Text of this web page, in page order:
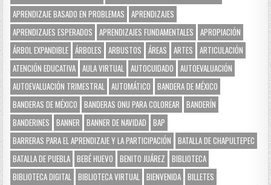
APRENDIZAJE BASADO EN PROBLEMAS
APRENDIZAJES
APRENDIZAJES ESPERADOS
APRENDIZAJES FUNDAMENTALES
APROPIACIÓN
ÁRBOL EXPANDIBLE ÁRBOLES ARBUSTOS ÁREAS ARTES
ARTICULACIÓN
ATENCIÓN EDUCATIVA AULA VIRTUAL AUTOCUIDADO
AUTOEVALUACIÓN
AUTOEVALUACIÓN TRIMESTRAL AUTOMÁTICO
BANDERA DE MÉXICO
BANDERAS DE MÉXICO
BANDERAS ONU PARA COLOREAR
BANDERÍN
BANDERINES
BANNER BANNER DE NAVIDAD
BAP
BARRERAS PARA EL APRENDIZAJE Y LA PARTICIPACIÓN
BATALLA DE CHAPULTEPEC
BATALLA DE PUEBLA BEBÉ HUEVO BENITO JUÁREZ
BIBLIOTECA
BIBLIOTECA DIGITAL BIBLIOTECA VIRTUAL BIENVENIDA BILLETES